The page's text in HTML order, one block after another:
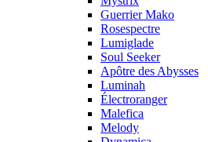
Guerrier Mako
Rosespectre
Lumiglade
Soul Seeker
Apôtre des Abysses
Luminah
Électroranger
Malefica
Melody